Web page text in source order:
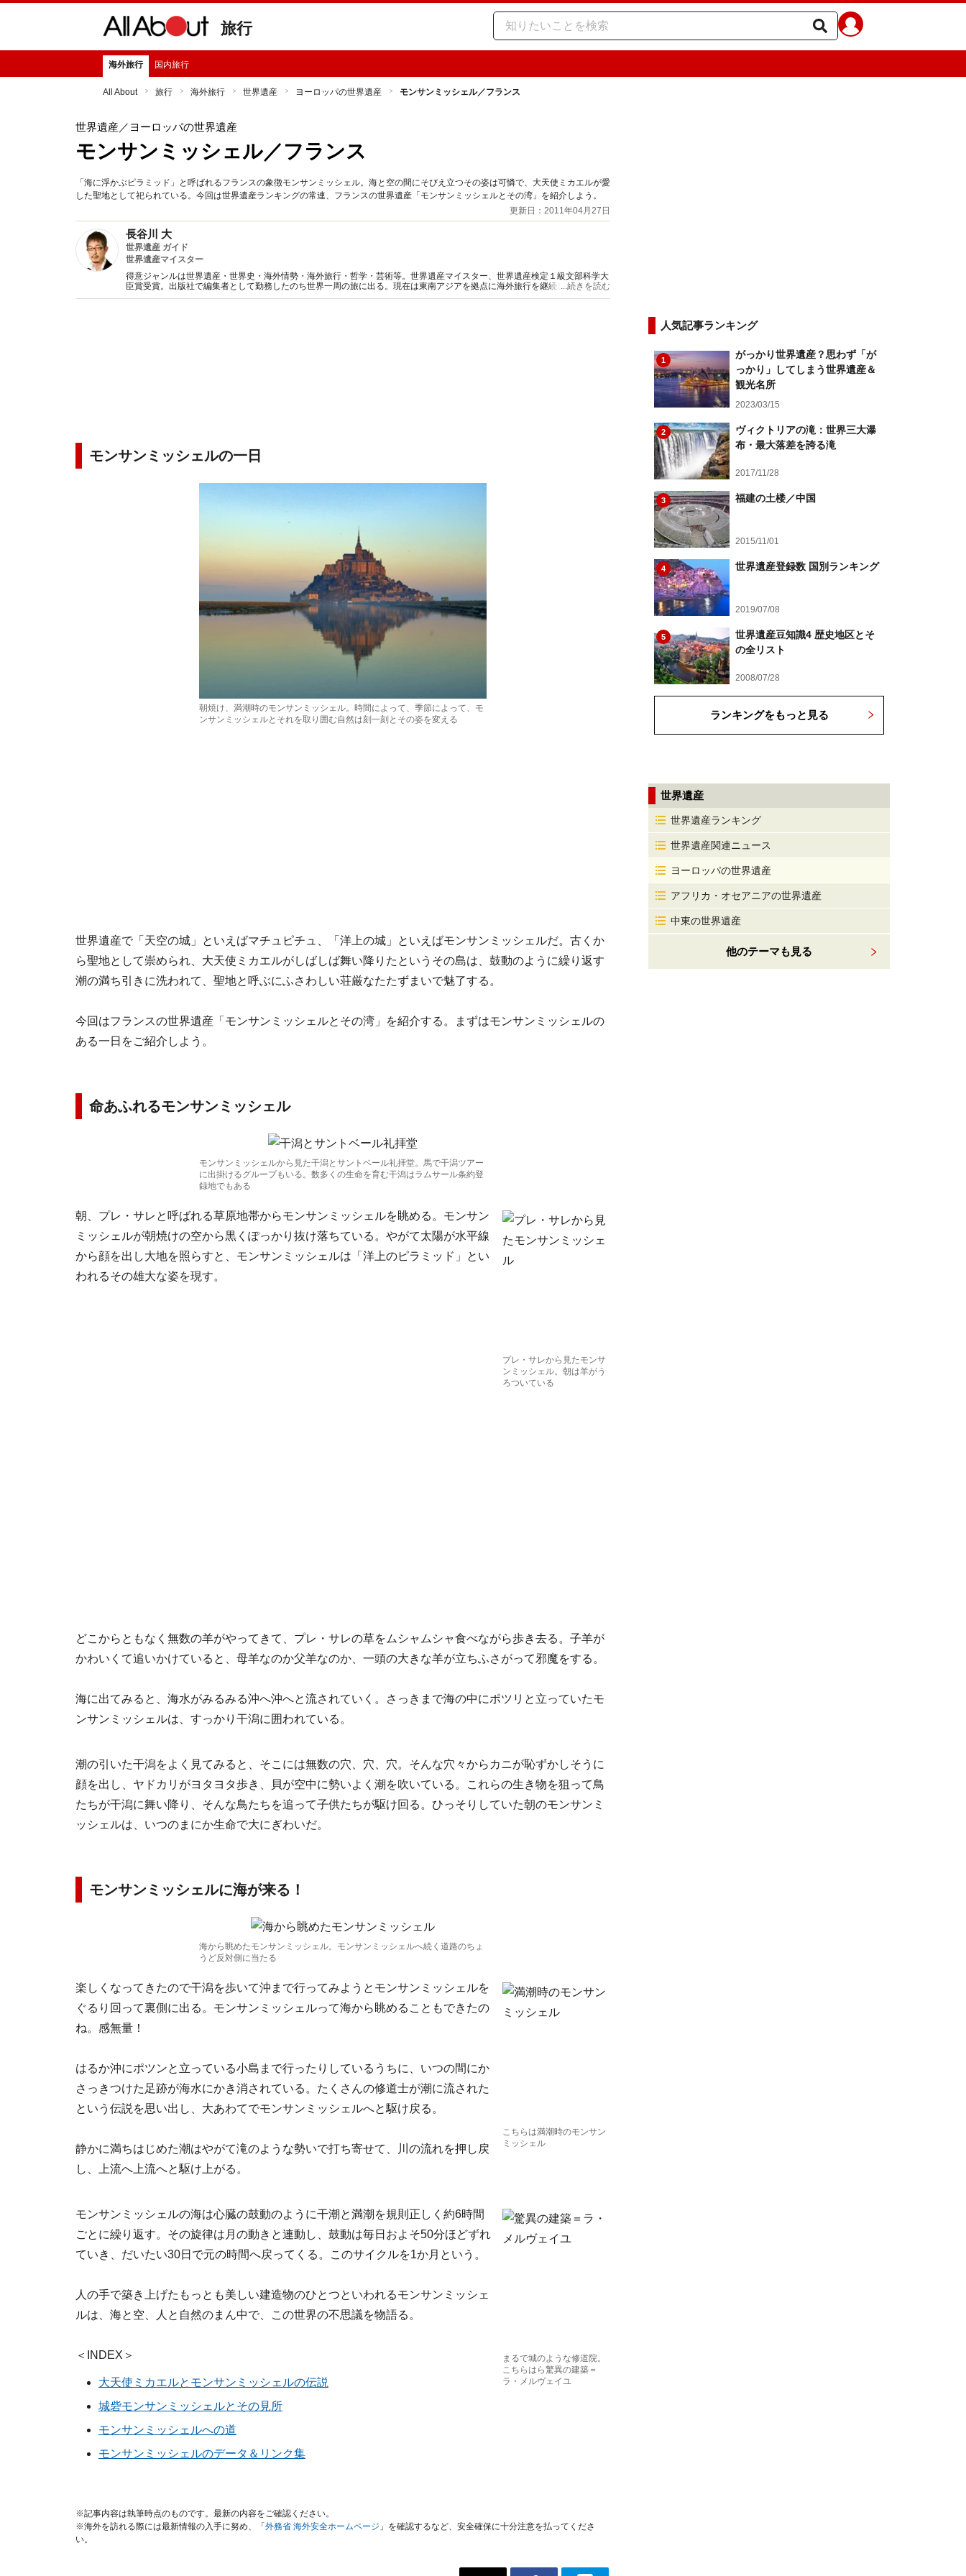
旅行
海外旅行 国内旅行
All About 旅行 海外旅行 世界遺産 ヨーロッパの世界遺産 モンサンミッシェル／フランス
世界遺産 ／ヨーロッパの世界遺産
モンサンミッシェル／フランス
「海に浮かぶピラミッド」と呼ばれるフランスの象徴モンサンミッシェル。海と空の間にそびえ立つその姿は可憐で、大天使ミカエルが愛
した聖地として祀られている。今回は世界遺産ランキングの常連、フランスの世界遺産「モンサンミッシェルとその湾」を紹介しよう。
更新日：2011年04月27日
長谷川 大
世界遺産 ガイド
世界遺産マイスター
得意ジャンルは世界遺産・世界史・海外情勢・海外旅行・哲学・芸術等。世界遺産マイスター、世界遺産検定１級文部科学大
臣賞受賞。出版社で編集者として勤務したのち世界一周の旅に出る。現在は東南アジアを拠点に海外旅行を継続しながらフリ
ーの編集者・ライターとして活動。訪問国数は約100、世界遺産は約250に及ぶ。
...続きを読む
モンサンミッシェルの一日
朝焼け、満潮時のモンサンミッシェル。時間によって、季節によって、モ
ンサンミッシェルとそれを取り囲む自然は刻一刻とその姿を変える
世界遺産で「天空の城」といえばマチュピチュ、「洋上の城」といえばモンサンミッシェルだ。古くか
ら聖地として崇められ、大天使ミカエルがしばしば舞い降りたというその島は、鼓動のように繰り返す
潮の満ち引きに洗われて、聖地と呼ぶにふさわしい荘厳なたたずまいで魅了する。
今回はフランスの世界遺産「モンサンミッシェルとその湾」を紹介する。まずはモンサンミッシェルの
ある一日をご紹介しよう。
命あふれるモンサンミッシェル
モンサンミッシェルから見た干潟とサントベール礼拝堂。馬で干潟ツアー
に出掛けるグループもいる。数多くの生命を育む干潟はラムサール条約登
録地でもある
プレ・サレから見たモンサ
ンミッシェル。朝は羊がう
ろついている
朝、プレ・サレと呼ばれる草原地帯からモンサンミッシェルを眺める。モンサン
ミッシェルが朝焼けの空から黒くぽっかり抜け落ちている。やがて太陽が水平線
から顔を出し大地を照らすと、モンサンミッシェルは「洋上のピラミッド」とい
われるその雄大な姿を現す。
どこからともなく無数の羊がやってきて、プレ・サレの草をムシャムシャ食べながら歩き去る。子羊が
かわいくて追いかけていると、母羊なのか父羊なのか、一頭の大きな羊が立ちふさがって邪魔をする。
海に出てみると、海水がみるみる沖へ沖へと流されていく。さっきまで海の中にポツリと立っていたモ
ンサンミッシェルは、すっかり干潟に囲われている。
潮の引いた干潟をよく見てみると、そこには無数の穴、穴、穴。そんな穴々からカニが恥ずかしそうに
顔を出し、ヤドカリがヨタヨタ歩き、貝が空中に勢いよく潮を吹いている。これらの生き物を狙って鳥
たちが干潟に舞い降り、そんな鳥たちを追って子供たちが駆け回る。ひっそりしていた朝のモンサンミ
ッシェルは、いつのまにか生命で大にぎわいだ。
モンサンミッシェルに海が来る！
海から眺めたモンサンミッシェル。モンサンミッシェルへ続く道路のちょ
うど反対側に当たる
こちらは満潮時のモンサン
ミッシェル
楽しくなってきたので干潟を歩いて沖まで行ってみようとモンサンミッシェルを
ぐるり回って裏側に出る。モンサンミッシェルって海から眺めることもできたの
ね。感無量！
はるか沖にポツンと立っている小島まで行ったりしているうちに、いつの間にか
さっきつけた足跡が海水にかき消されている。たくさんの修道士が潮に流された
という伝説を思い出し、大あわてでモンサンミッシェルへと駆け戻る。
静かに満ちはじめた潮はやがて滝のような勢いで打ち寄せて、川の流れを押し戻
し、上流へ上流へと駆け上がる。
まるで城のような修道院。
こちらはら驚異の建築＝
ラ・メルヴェイユ
モンサンミッシェルの海は心臓の鼓動のように干潮と満潮を規則正しく約6時間
ごとに繰り返す。その旋律は月の動きと連動し、鼓動は毎日およそ50分ほどずれ
ていき、だいたい30日で元の時間へ戻ってくる。このサイクルを1か月という。
人の手で築き上げたもっとも美しい建造物のひとつといわれるモンサンミッシェ
ルは、海と空、人と自然のまん中で、この世界の不思議を物語る。
＜INDEX＞
大天使ミカエルとモンサンミッシェルの伝説
城砦モンサンミッシェルとその見所
モンサンミッシェルへの道
モンサンミッシェルのデータ＆リンク集
※記事内容は執筆時点のものです。最新の内容をご確認ください。
※海外を訪れる際には最新情報の入手に努め、「 外務省 海外安全ホームページ 」を確認するなど、安全確保に十分注意を払ってくださ
い。
人気記事ランキング
1
がっかり世界遺産？思わず「が
っかり」してしまう世界遺産＆
観光名所
2023/03/15
2
ヴィクトリアの滝：世界三大瀑
布・最大落差を誇る滝
2017/11/28
3 福建の土楼／中国
2015/11/01
4 世界遺産登録数 国別ランキング
2019/07/08
5
世界遺産豆知識4 歴史地区とそ
の全リスト
2008/07/28
ランキングをもっと見る
世界遺産
世界遺産ランキング
世界遺産関連ニュース
ヨーロッパの世界遺産
アフリカ・オセアニアの世界遺産
中東の世界遺産
他のテーマも見る